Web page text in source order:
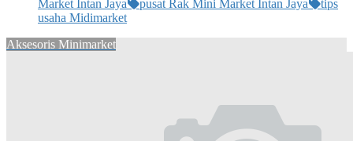
Market Intan Jaya
pusat Rak Mini Market Intan Jaya
tips
usaha Midimarket
Aksesoris Minimarket